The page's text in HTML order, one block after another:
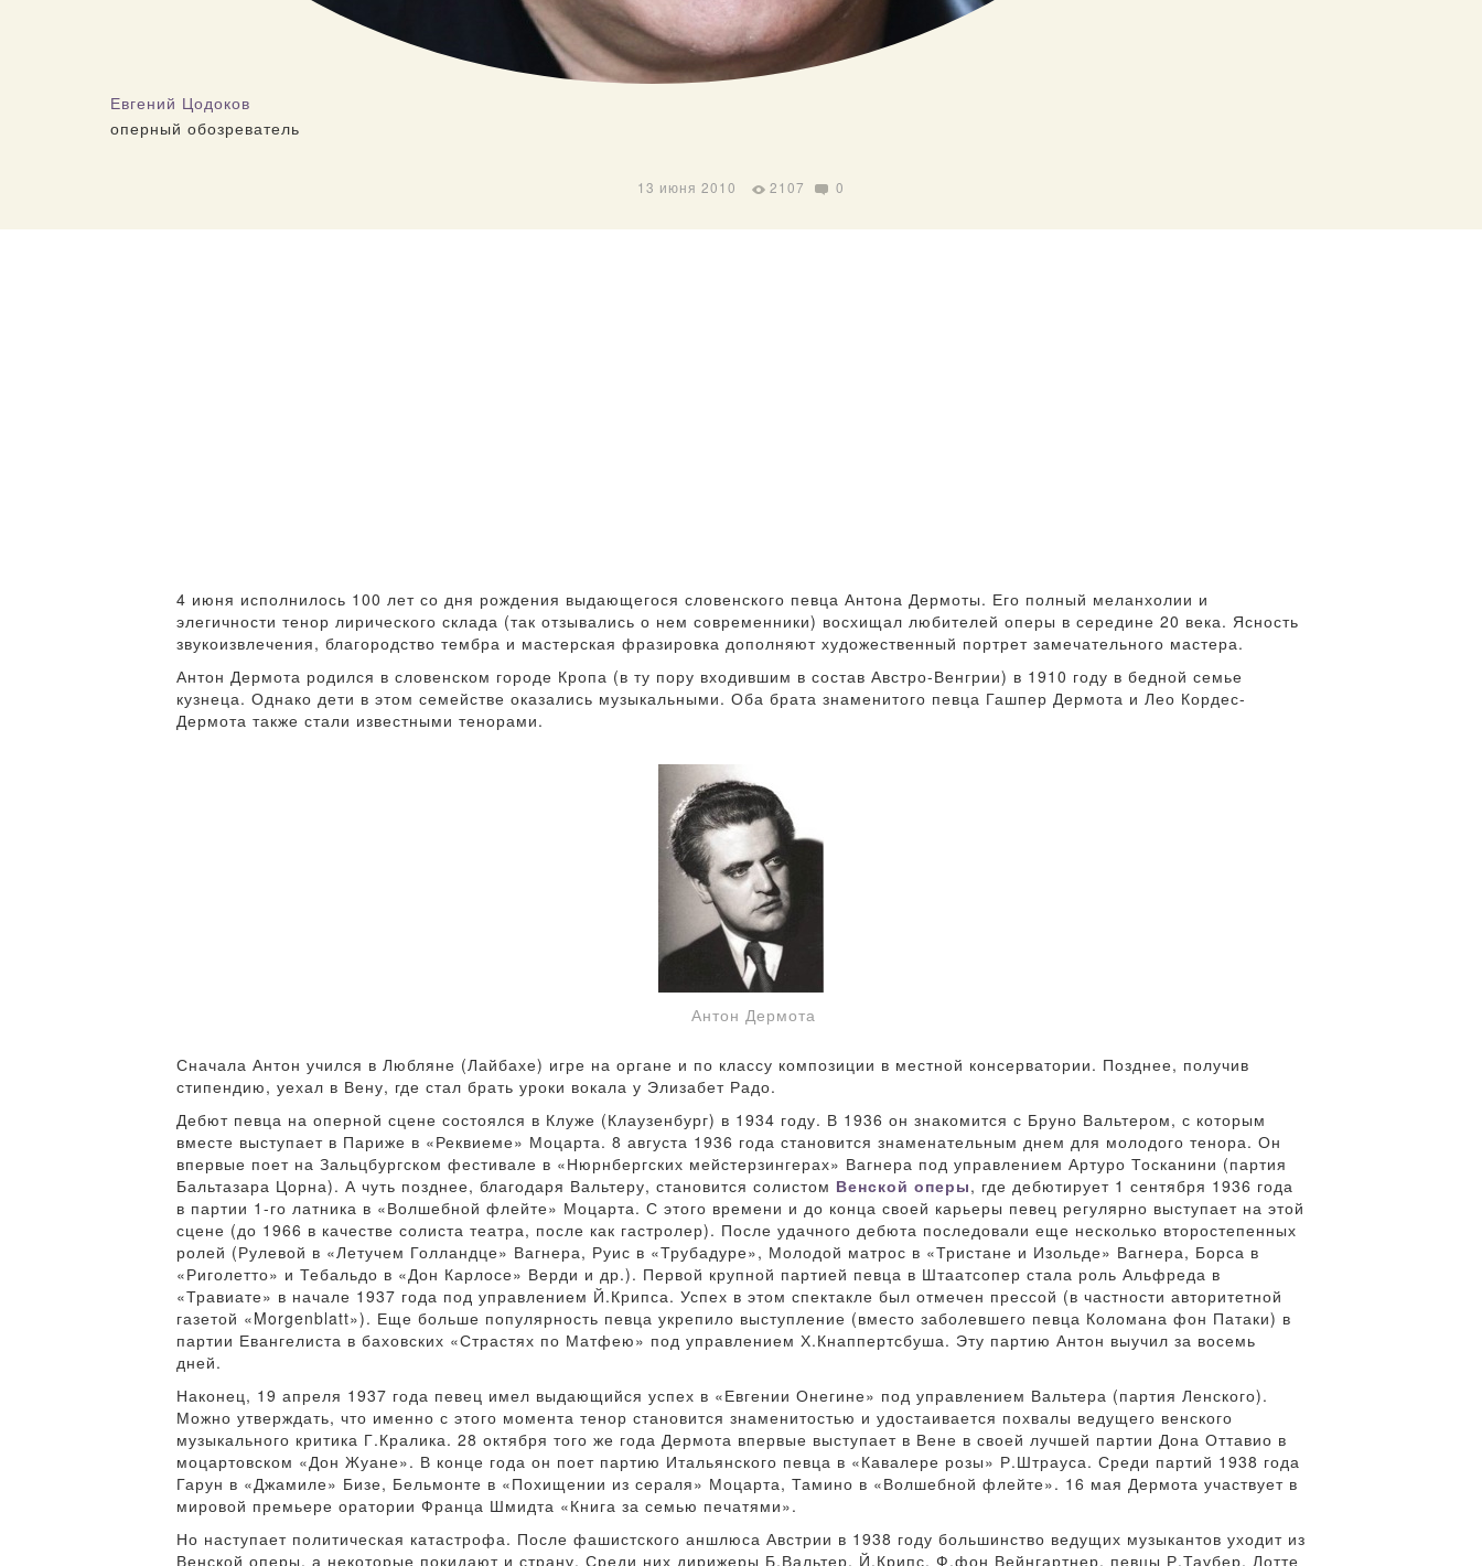
Евгений Цодоков
оперный обозреватель
13 июня 2010 2107 0
4 июня исполнилось 100 лет со дня рождения выдающегося словенского певца Антона Дермоты. Его полный меланхолии и
элегичности тенор лирического склада (так отзывались о нем современники) восхищал любителей оперы в середине 20 века. Ясность
звукоизвлечения, благородство тембра и мастерская фразировка дополняют художественный портрет замечательного мастера.
Антон Дермота родился в словенском городе Кропа (в ту пору входившим в состав Австро-Венгрии) в 1910 году в бедной семье
кузнеца. Однако дети в этом семействе оказались музыкальными. Оба брата знаменитого певца Гашпер Дермота и Лео Кордес-
Дермота также стали известными тенорами.
Антон Дермота
Сначала Антон учился в Любляне (Лайбахе) игре на органе и по классу композиции в местной консерватории. Позднее, получив
стипендию, уехал в Вену, где стал брать уроки вокала у Элизабет Радо.
Дебют певца на оперной сцене состоялся в Клуже (Клаузенбург) в 1934 году. В 1936 он знакомится с Бруно Вальтером, с которым
вместе выступает в Париже в «Реквиеме» Моцарта. 8 августа 1936 года становится знаменательным днем для молодого тенора. Он
впервые поет на Зальцбургском фестивале в «Нюрнбергских мейстерзингерах» Вагнера под управлением Артуро Тосканини (партия
Бальтазара Цорна). А чуть позднее, благодаря Вальтеру, становится солистом Венской оперы, где дебютирует 1 сентября 1936 года
в партии 1-го латника в «Волшебной флейте» Моцарта. С этого времени и до конца своей карьеры певец регулярно выступает на этой
сцене (до 1966 в качестве солиста театра, после как гастролер). После удачного дебюта последовали еще несколько второстепенных
ролей (Рулевой в «Летучем Голландце» Вагнера, Руис в «Трубадуре», Молодой матрос в «Тристане и Изольде» Вагнера, Борса в
«Риголетто» и Тебальдо в «Дон Карлосе» Верди и др.). Первой крупной партией певца в Штаатсопер стала роль Альфреда в
«Травиате» в начале 1937 года под управлением Й.Крипса. Успех в этом спектакле был отмечен прессой (в частности авторитетной
газетой «Morgenblatt»). Еще больше популярность певца укрепило выступление (вместо заболевшего певца Коломана фон Патаки) в
партии Евангелиста в баховских «Страстях по Матфею» под управлением Х.Кнаппертсбуша. Эту партию Антон выучил за восемь
дней.
Наконец, 19 апреля 1937 года певец имел выдающийся успех в «Евгении Онегине» под управлением Вальтера (партия Ленского).
Можно утверждать, что именно с этого момента тенор становится знаменитостью и удостаивается похвалы ведущего венского
музыкального критика Г.Кралика. 28 октября того же года Дермота впервые выступает в Вене в своей лучшей партии Дона Оттавио в
моцартовском «Дон Жуане». В конце года он поет партию Итальянского певца в «Кавалере розы» Р.Штрауса. Среди партий 1938 года
Гарун в «Джамиле» Бизе, Бельмонте в «Похищении из сераля» Моцарта, Тамино в «Волшебной флейте». 16 мая Дермота участвует в
мировой премьере оратории Франца Шмидта «Книга за семью печатями».
Но наступает политическая катастрофа. После фашистского аншлюса Австрии в 1938 году большинство ведущих музыкантов уходит из
Венской оперы, а некоторые покидают и страну. Среди них дирижеры Б.Вальтер, Й.Крипс, Ф.фон Вейнгартнер, певцы Р.Таубер, Лотте